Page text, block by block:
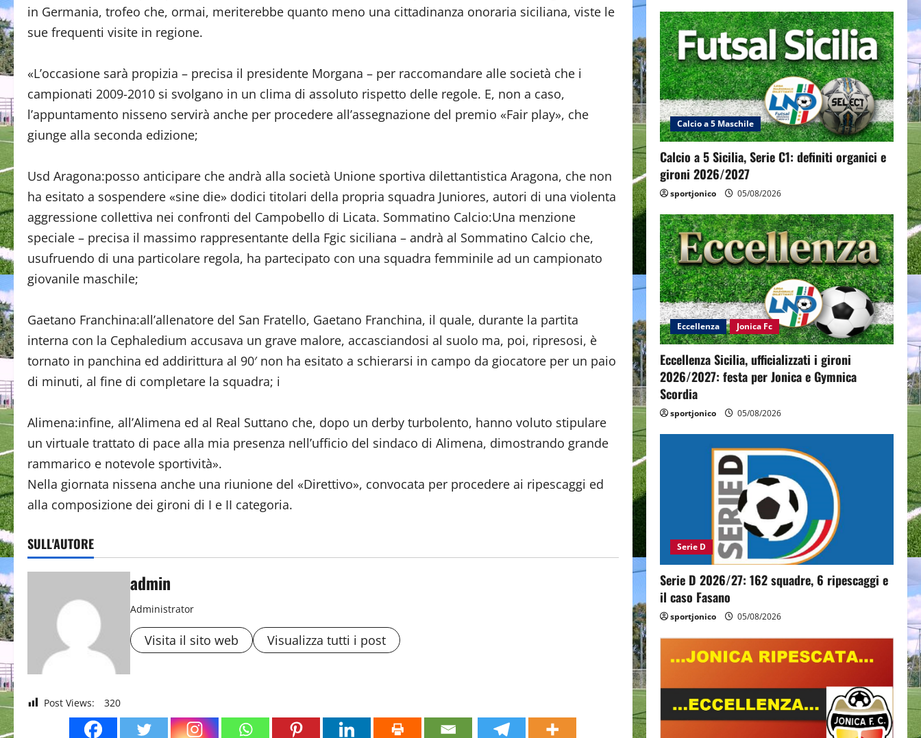
in Germania, trofeo che, ormai, meriterebbe quanto meno una cittadinanza onoraria siciliana, viste le
sue frequenti visite in regione.
«L’occasione sarà propizia – precisa il presidente Morgana – per raccomandare alle società che i
campionati 2009-2010 si svolgano in un clima di assoluto rispetto delle regole. E, non a caso,
l’appuntamento nisseno servirà anche per procedere all’assegnazione del premio «Fair play», che
giunge alla seconda edizione;
Usd Aragona:posso anticipare che andrà alla società Unione sportiva dilettantistica Aragona, che non
ha esitato a sospendere «sine die» dodici titolari della propria squadra Juniores, autori di una violenta
aggressione collettiva nei confronti del Campobello di Licata. Sommatino Calcio:Una menzione
speciale – precisa il massimo rappresentante della Fgic siciliana – andrà al Sommatino Calcio che,
usufruendo di una particolare regola, ha partecipato con una squadra femminile ad un campionato
giovanile maschile;
Gaetano Franchina:all’allenatore del San Fratello, Gaetano Franchina, il quale, durante la partita
interna con la Cephaledium accusava un grave malore, accasciandosi al suolo ma, poi, ripresosi, è
tornato in panchina ed addirittura al 90′ non ha esitato a schierarsi in campo da giocatore per un paio
di minuti, al fine di completare la squadra; i
Alimena:infine, all’Alimena ed al Real Suttano che, dopo un derby turbolento, hanno voluto stipulare
un virtuale trattato di pace alla mia presenza nell’ufficio del sindaco di Alimena, dimostrando grande
rammarico e notevole sportività».
Nella giornata nissena anche una riunione del «Direttivo», convocata per procedere ai ripescaggi ed
alla composizione dei gironi di I e II categoria.
SULL'AUTORE
admin
Administrator
Visita il sito web Visualizza tutti i post
Post Views: 320
Calcio a 5 Maschile
Calcio a 5 Sicilia, Serie C1: definiti organici e
gironi 2026/2027
sportjonico 05/08/2026
Eccellenza Jonica Fc
Eccellenza Sicilia, ufficializzati i gironi
2026/2027: festa per Jonica e Gymnica
Scordia
sportjonico 05/08/2026
Serie D
Serie D 2026/27: 162 squadre, 6 ripescaggi e
il caso Fasano
sportjonico 05/08/2026